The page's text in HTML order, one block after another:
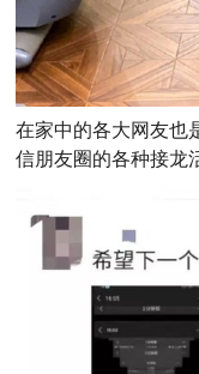
在家中的各大网友也
信朋友圈的各种接龙